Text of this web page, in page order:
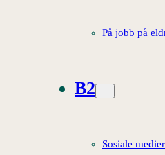
På jobb på
B2
Sosiale medier